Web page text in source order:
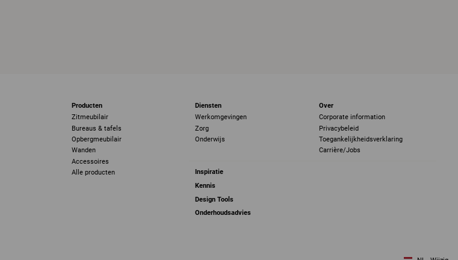
Producten
Zitmeubilair
Bureaus & tafels
Opbergmeubilair
Wanden
Accessoires
Alle producten
Diensten
Werkomgevingen
Zorg
Onderwijs
Over
Corporate information
Privacybeleid
Toegankelijkheidsverklaring
Carrière/Jobs
Inspiratie
Kennis
Design Tools
Onderhoudsadvies